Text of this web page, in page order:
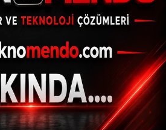
Kongresi döneminde şehir
davet ederek
manevi destek verdiği,
dönemin önemli
biri olduğu ifade